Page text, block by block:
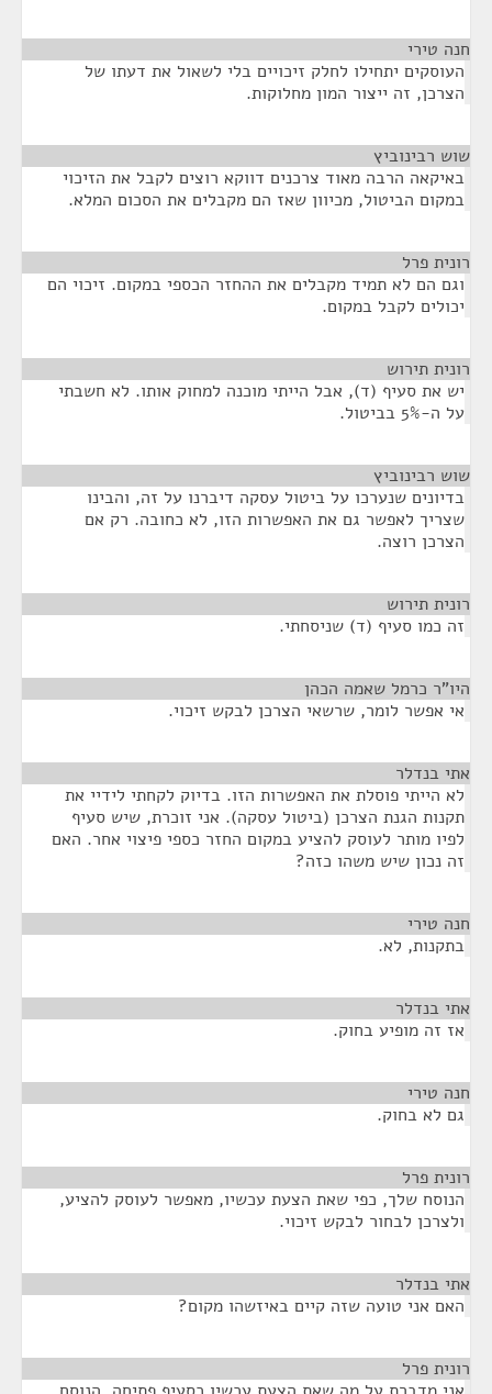
חנה טירי
העוסקים יתחילו לחלק זיכויים בלי לשאול את דעתו של
הצרכן, זה ייצור המון מחלוקות.
שוש רבינוביץ
באיקאה הרבה מאוד צרכנים דווקא רוצים לקבל את הזיכוי
במקום הביטול, מכיוון שאז הם מקבלים את הסכום המלא.
רונית פרל
וגם הם לא תמיד מקבלים את ההחזר הכספי במקום. זיכוי הם
יכולים לקבל במקום.
רונית תירוש
יש את סעיף (ד), אבל הייתי מוכנה למחוק אותו. לא חשבתי
על ה-5% בביטול.
שוש רבינוביץ
בדיונים שנערכו על ביטול עסקה דיברנו על זה, והבינו
שצריך לאפשר גם את האפשרות הזו, לא כחובה. רק אם
הצרכן רוצה.
רונית תירוש
זה כמו סעיף (ד) שניסחתי.
היו"ר כרמל שאמה הכהן
אי אפשר לומר, שרשאי הצרכן לבקש זיכוי.
אתי בנדלר
לא הייתי פוסלת את האפשרות הזו. בדיוק לקחתי לידיי את
תקנות הגנת הצרכן (ביטול עסקה). אני זוכרת, שיש סעיף
לפיו מותר לעוסק להציע במקום החזר כספי פיצוי אחר. האם
זה נכון שיש משהו כזה?
חנה טירי
בתקנות, לא.
אתי בנדלר
אז זה מופיע בחוק.
חנה טירי
גם לא בחוק.
רונית פרל
הנוסח שלך, כפי שאת הצעת עכשיו, מאפשר לעוסק להציע,
ולצרכן לבחור לבקש זיכוי.
אתי בנדלר
האם אני טועה שזה קיים באיזשהו מקום?
רונית פרל